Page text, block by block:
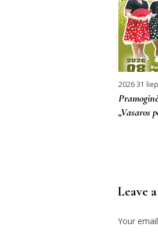
2026 31
„Vasaros
Leave
Your